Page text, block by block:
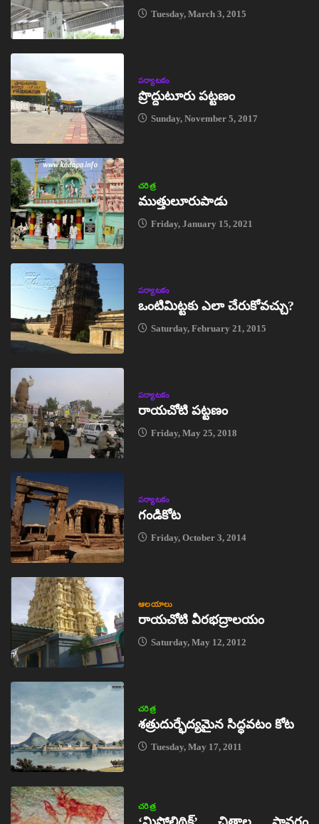
Tuesday, March 3, 2015
పర్యాటకం
ప్రొద్దుటూరు పట్టణం
Sunday, November 5, 2017
చరిత్ర
ముత్తులూరుపాడు
Friday, January 15, 2021
పర్యాటకం
ఒంటిమిట్టకు ఎలా చేరుకోవచ్చు?
Saturday, February 21, 2015
పర్యాటకం
రాయచోటి పట్టణం
Friday, May 25, 2018
పర్యాటకం
గండికోట
Friday, October 3, 2014
ఆలయాలు
రాయచోటి వీరభద్రాలయం
Saturday, May 12, 2012
చరిత్ర
శత్రుదుర్భేద్యమైన సిద్ధవటం కోట
Tuesday, May 17, 2011
చరిత్ర